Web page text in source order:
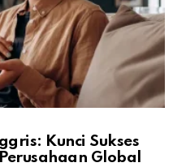
Kunci Sukses
Global